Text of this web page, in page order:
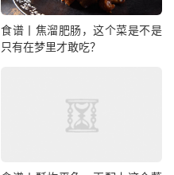
食谱丨焦溜肥肠，这个菜是不是
只有在梦里才敢吃？